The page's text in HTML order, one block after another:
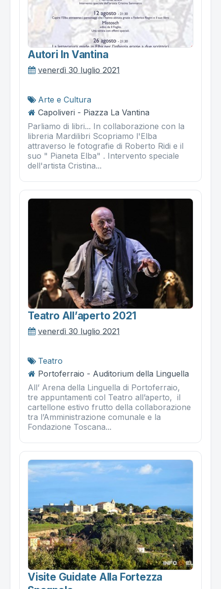
Autori In Vantina
venerdì 30 luglio 2021
Arte e Cultura
Capoliveri - Piazza La Vantina
Parliamo di libri... In collaborazione con la
libreria Mardilibri Scopriamo l'Elba
attraverso le fotografie di Roberto Ridi e il
suo " Pianeta Elba" . Intervento speciale
dell'artista Cristina...
Teatro All’aperto 2021
venerdì 30 luglio 2021
Teatro
Portoferraio - Auditorium della Linguella
All’ Arena della Linguella di Portoferraio,
tre appuntamenti col Teatro all’aperto, il
cartellone estivo frutto della collaborazione
tra l’Amministrazione comunale e la
Fondazione Toscana...
Visite Guidate Alla Fortezza